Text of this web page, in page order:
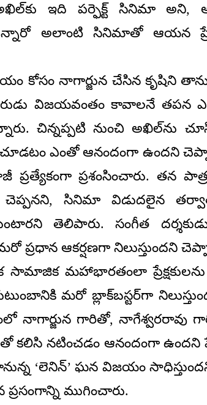
ఇది పర్ఫెక్ట్ సినిమా అని,
అలాంటి సినిమాతో ఆయన
కోసం నాగార్జున చేసిన కృషిని తాను
విజయవంతం కావాలనే
చిన్నప్పటి నుంచి అఖిల్‌ను
ఎంతో ఆనందంగా ఉందని
ప్రశంసించారు. తన పాత్ర
చెప్పనని, సినిమా విడుదలైన తర్వాత
తెలిపారు. సంగీత
ప్రధాన ఆకర్షణగా నిలుస్తుందని
సామాజిక మహాభారతంలా
మరో బ్లాక్‌బస్టర్‌గా
నాగార్జున గారితో, నాగేశ్వరరావు
కలిసి నటించడం ఆనందంగా ఉందని
‘లెనిన్’ ఘన విజయం
ముగించారు.